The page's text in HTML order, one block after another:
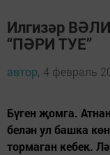
Илгизәр
“ПӘРИ ТУЕ”
автор, 4 февраль
Бүген җомга.
белән ул башка
тормаган кебек.